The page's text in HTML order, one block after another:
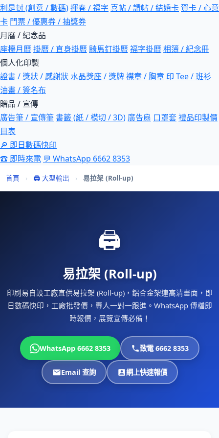
利是封 (創意 / 數碼)揮春 / 福字 喜帖 / 請帖 / 結婚卡賀卡 / 心意
卡 門票 / 優惠券 / 抽獎券
月曆 / 紀念品
座檯月曆掛曆 / 直身掛曆騎馬釘掛曆福字掛曆相簿 / 紀念冊
個人化印製
證書 / 獎狀 / 感謝狀水晶獎座 / 獎牌襟章 / 胸章 印 Tee / 班衫
油畫 / 簽名布
贈品 / 宣傳
廣告筆 / 宣傳筆書籤 (紙 / 模切 / 3D) 廣告扇 口罩套禮品印製價
目表
🔎 即日數碼快印
☎ 即時來電 💬 WhatsApp 6662 8353
首頁 › 🖨 大型輸出 › 易拉架 (Roll-up)
🖨
易拉架 (Roll-up)
印刷易自設工廠直供易拉架 (Roll-up)，鋁合金架連高清畫面，即
日數碼快印，工廠批發價，專人一對一跟進。WhatsApp 傳檔即
時報價，展覽宣傳必備！
WhatsApp 6662 8353 致電 6662 8353
Email 查詢 網上快速報價